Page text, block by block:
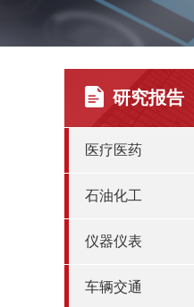
研究报告
医疗医药
石油化工
仪器仪表
车辆交通